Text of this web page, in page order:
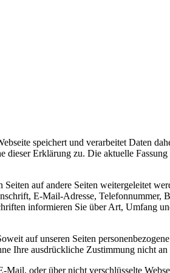
speichert und verarbeitet Daten
dieser Erklärung zu. Die aktuelle
auf andere Seiten weitergeleitet
E-Mail-Adresse,
informieren Sie über Art, Umfang
auf unseren Seiten
Ihre ausdrückliche Zustimmung nicht
oder über nicht verschlüsselte